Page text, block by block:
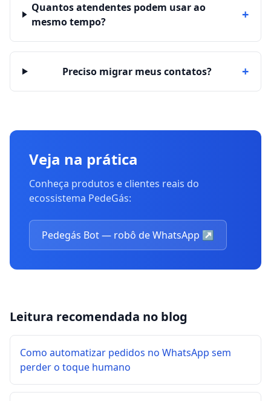
Quantos atendentes podem usar ao
mesmo tempo?
+
Preciso migrar meus contatos? +
Veja na prática
Conheça produtos e clientes reais do
ecossistema PedeGás:
Pedegás Bot — robô de WhatsApp ↗
Leitura recomendada no blog
Como automatizar pedidos no WhatsApp sem
perder o toque humano